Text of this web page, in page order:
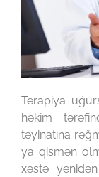
Terapiya
həkim
təyinatına
ya qismən
xəstə